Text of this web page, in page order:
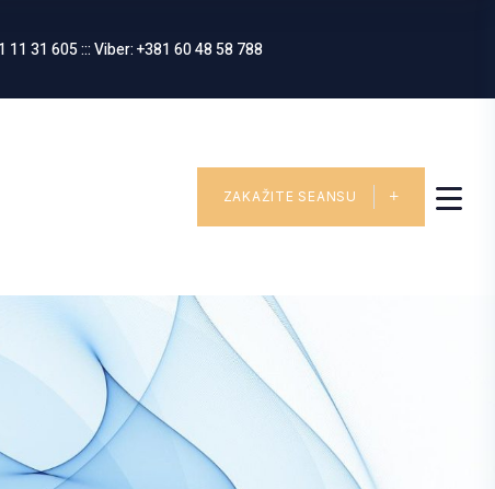
11 31 605 ::: Viber: +381 60 48 58 788
ZAKAŽITE SEANSU